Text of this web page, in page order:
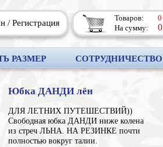
Товаров:
0
На сумму:
0
/ Регистрация
РАЗМЕР СОТРУДНИЧЕСТВО
Юбка ДАНДИ лён
ДЛЯ ЛЕТНИХ ПУТЕШЕСТВИЙ))
Свободная юбка ДАНДИ ниже колена
из стреч ЛЬНА. НА РЕЗИНКЕ почти
полностью вокруг талии.